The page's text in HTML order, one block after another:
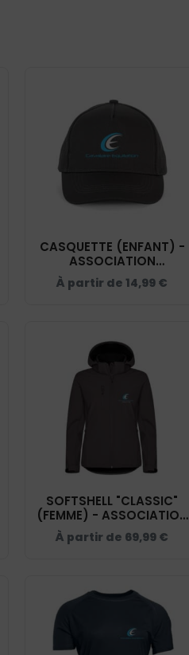
CASQUETTE (ENFANT) -
ASSOCIATION
CAVALAIRE EQUITATION
- GRIS ANTHRACITE -
À partir de 14,99 €
SOFTSHELL "CLASSIC"
(FEMME) - ASSOCIATION
CAVALAIRE EQUITATION
- 0200917
À partir de 69,99 €